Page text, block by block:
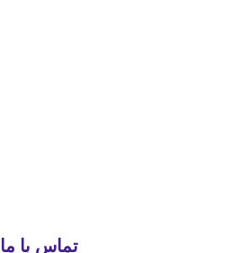
تماس با ما